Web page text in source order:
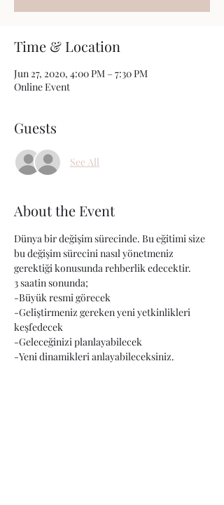
Time & Location
Jun 27, 2020, 4:00 PM – 7:30 PM
Online Event
Guests
See All
About the Event
Dünya bir değişim sürecinde. Bu eğitimi size
bu değişim sürecini nasıl yönetmeniz
gerektiği konusunda rehberlik edecektir.
3 saatin sonunda;
-Büyük resmi görecek
-Geliştirmeniz gereken yeni yetkinlikleri
keşfedecek
-Geleceğinizi planlayabilecek
-Yeni dinamikleri anlayabileceksiniz.